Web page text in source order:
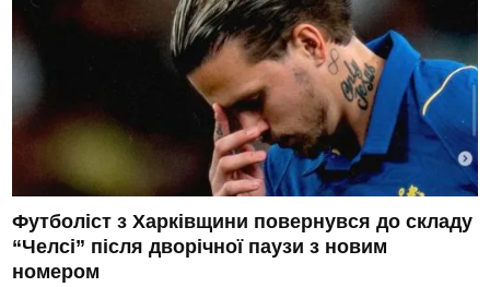
Футболіст з Харківщини повернувся до складу
“Челсі” після дворічної паузи з новим
номером